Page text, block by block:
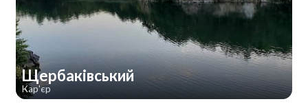
Щербаківський
Кар'єр